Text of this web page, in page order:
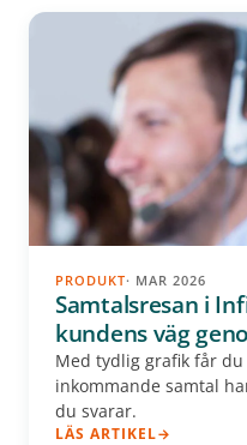
PRODUKT· MAR 2026
Samtalsresan i
kundens väg
Med tydlig grafik får
inkommande samtal
du svarar.
LÄS ARTIKEL